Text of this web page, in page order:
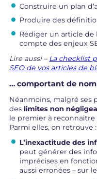
Construire un plan
Produire des
Rédiger un article
compte des enjeux
Lire aussi – La checklist
SEO de vos articles de
… comportant de
Néanmoins, malgré ses
des limites non
le premier à reconnaitre
Parmi elles, on retrouve :
L’inexactitude des
peut générer des
imprécises en
aussi erronées – sur